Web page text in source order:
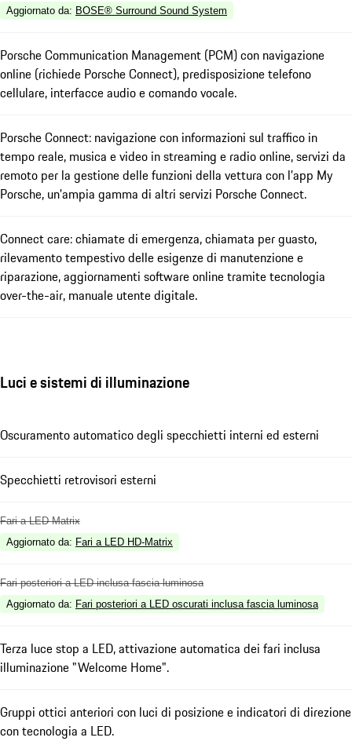
Aggiornato da: BOSE® Surround Sound System
Porsche Communication Management (PCM) con navigazione
online (richiede Porsche Connect), predisposizione telefono
cellulare, interfacce audio e comando vocale.
Porsche Connect: navigazione con informazioni sul traffico in
tempo reale, musica e video in streaming e radio online, servizi da
remoto per la gestione delle funzioni della vettura con l'app My
Porsche, un'ampia gamma di altri servizi Porsche Connect.
Connect care: chiamate di emergenza, chiamata per guasto,
rilevamento tempestivo delle esigenze di manutenzione e
riparazione, aggiornamenti software online tramite tecnologia
over-the-air, manuale utente digitale.
Luci e sistemi di illuminazione
Oscuramento automatico degli specchietti interni ed esterni
Specchietti retrovisori esterni
Fari a LED Matrix
Aggiornato da: Fari a LED HD-Matrix
Fari posteriori a LED inclusa fascia luminosa
Aggiornato da: Fari posteriori a LED oscurati inclusa fascia luminosa
Terza luce stop a LED, attivazione automatica dei fari inclusa
illuminazione "Welcome Home".
Gruppi ottici anteriori con luci di posizione e indicatori di direzione
con tecnologia a LED.